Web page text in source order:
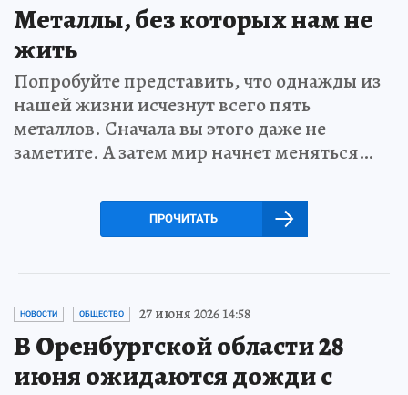
Металлы, без которых нам не
жить
Попробуйте представить, что однажды из
нашей жизни исчезнут всего пять
металлов. Сначала вы этого даже не
заметите. А затем мир начнет меняться…
ПРОЧИТАТЬ
НОВОСТИ ОБЩЕСТВО 27 июня 2026 14:58
В Оренбургской области 28
июня ожидаются дожди с